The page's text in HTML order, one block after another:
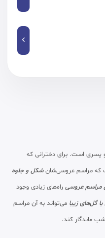
است. برای دخترانی که
که مراسم عروسی‌شانشکل و جلوه
مراسم عروسی راه‌های زیادی وجود
گل‌های زیبا می‌تواند به آن مراسم
ماندگار کند.